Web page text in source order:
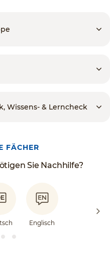
Wissens- & Lerncheck
FÄCHER
Sie Nachhilfe?
Englisch